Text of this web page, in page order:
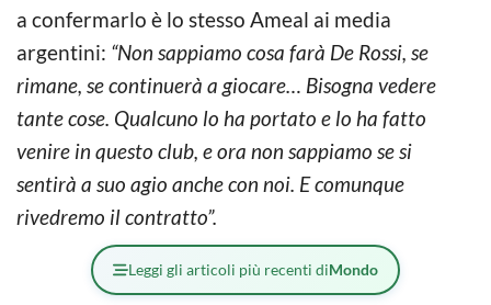
a confermarlo è lo stesso Ameal ai media
argentini: “Non sappiamo cosa farà De Rossi, se
rimane, se continuerà a giocare… Bisogna vedere
tante cose. Qualcuno lo ha portato e lo ha fatto
venire in questo club, e ora non sappiamo se si
sentirà a suo agio anche con noi. E comunque
rivedremo il contratto”.
Leggi gli articoli più recenti diMondo